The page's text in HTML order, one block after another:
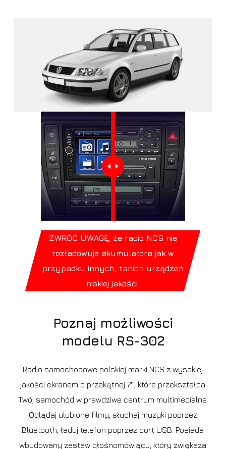
ZWRÓĆ UWAGĘ, że radio NCS nie
rozładowuje akumulatora jak w
przypadku innych, tanich urządzeń
niskiej jakości.
Poznaj możliwości
modelu RS-302
Radio samochodowe polskiej marki NCS z wysokiej
jakości ekranem o przekątnej 7″, które przekształca
Twój samochód w prawdziwe centrum multimedialne.
Oglądaj ulubione filmy, słuchaj muzyki poprzez
Bluetooth, ładuj telefon poprzez port USB. Posiada
wbudowany zestaw głośnomówiący, który zwiększa